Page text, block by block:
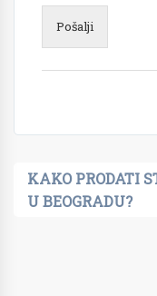
Pošalji
Kretanje
KAKO PRODATI
U BEOGRADU?